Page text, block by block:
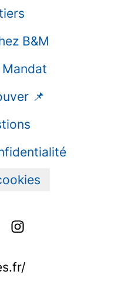
B&M
📌